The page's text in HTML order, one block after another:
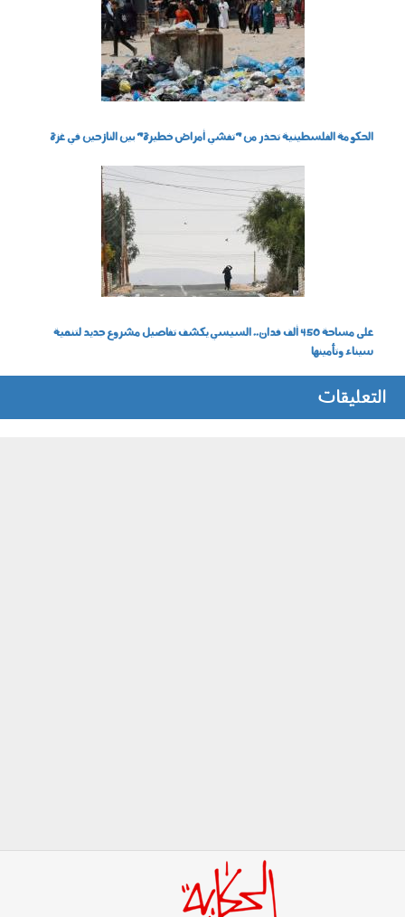
الحكومة الفلسطينية تحذر من "تفشي أمراض خطيرة" بين النازحين في غزة
على مساحة 450 ألف فدان.. السيسي يكشف تفاصيل مشروع جديد لتنمية
سيناء وتأمينها
التعليقات